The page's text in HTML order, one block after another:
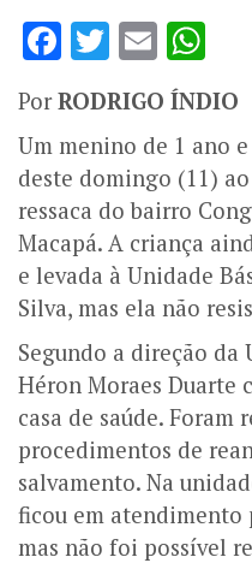
Facebook
Twitter
Email
PorRODRIGO ÍNDIO
Um menino de 1 ano
deste domingo (11)
ressaca do bairro
Macapá. A criança
e levada à Unidade
Silva, mas ela não
Segundo a direção da
Héron Moraes Duarte
casa de saúde. Foram
procedimentos de
salvamento. Na
ficou em atendimento
mas não foi possível